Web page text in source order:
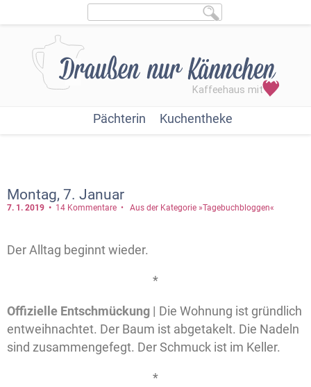
Pächterin Kuchentheke
Montag, 7. Januar
7. 1. 2019 14 Kommentare Aus der Kategorie »Tagebuchbloggen«
Der Alltag beginnt wieder.
*
Offizielle Entschmückung | Die Wohnung ist gründlich
entweihnachtet. Der Baum ist abgetakelt. Die Nadeln
sind zusammengefegt. Der Schmuck ist im Keller.
*